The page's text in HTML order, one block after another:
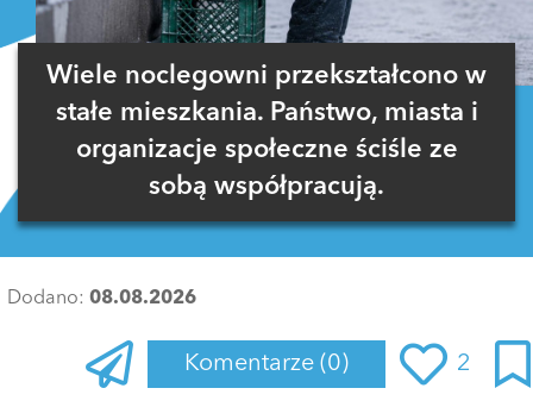
Wiele noclegowni przekształcono w
stałe mieszkania. Państwo, miasta i
organizacje społeczne ściśle ze
sobą współpracują.
Dodano: 08.08.2026
Komentarze (0) 2